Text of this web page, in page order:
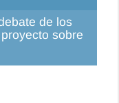
de los
sobre